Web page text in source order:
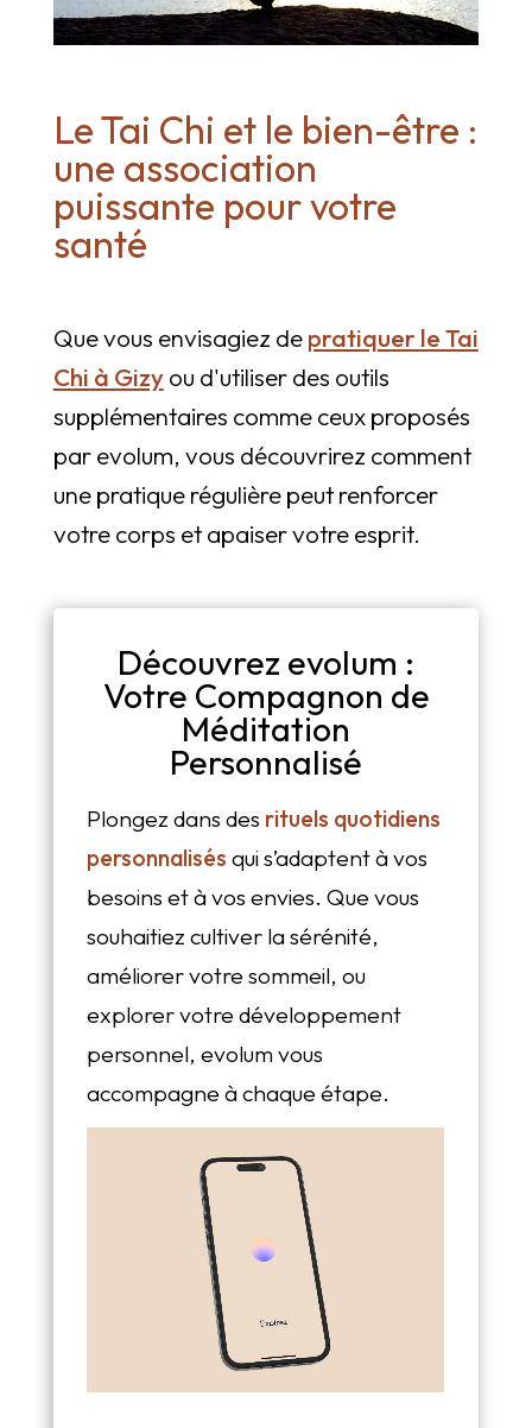
Le Tai Chi et le bien-être :
une association
puissante pour votre
santé
Que vous envisagiez depratiquer le Tai
Chi à Gizyou d'utiliser des outils
supplémentaires comme ceux proposés
par evolum, vous découvrirez comment
une pratique régulière peut renforcer
votre corps et apaiser votre esprit.
Découvrez evolum :
Votre Compagnon de
Méditation
Personnalisé
Plongez dans des rituels quotidiens
personnalisés qui s’adaptent à vos
besoins et à vos envies. Que vous
souhaitiez cultiver la sérénité,
améliorer votre sommeil, ou
explorer votre développement
personnel, evolum vous
accompagne à chaque étape.